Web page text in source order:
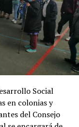
Social
en colonias y
del Consejo